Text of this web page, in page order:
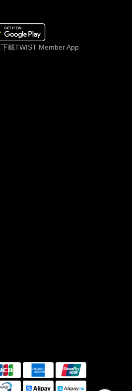
載TWIST Member App